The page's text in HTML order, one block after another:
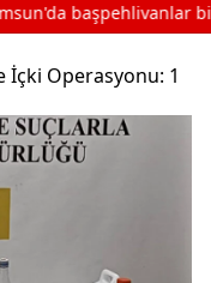
birbirine girdi! Petrol
İçki Operasyonu: 1